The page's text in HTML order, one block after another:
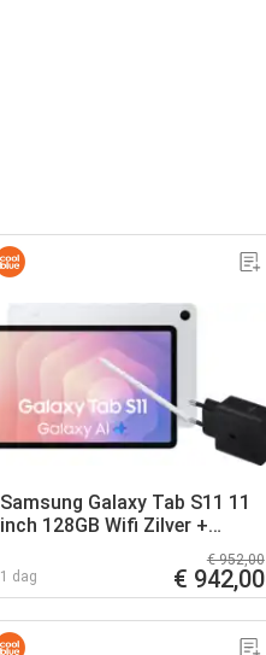
Samsung Galaxy Tab S11 11
inch 128GB Wifi Zilver +
1 dag
€ 952,00
€ 942,00